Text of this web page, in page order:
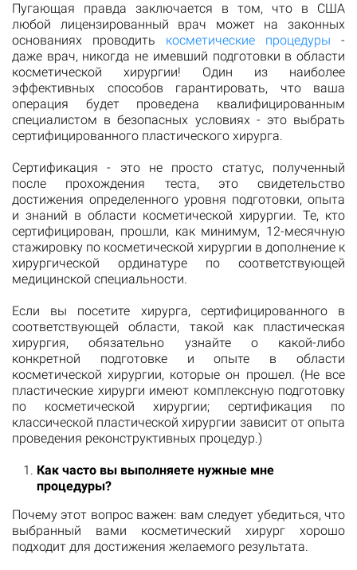
Пугающая правда заключается в том, что в США
любой лицензированный врач может на законных
основаниях проводить косметические процедуры -
даже врач, никогда не имевший подготовки в области
косметической хирургии! Один из наиболее
эффективных способов гарантировать, что ваша
операция будет проведена квалифицированным
специалистом в безопасных условиях - это выбрать
сертифицированного пластического хирурга.
Сертификация - это не просто статус, полученный
после прохождения теста, это свидетельство
достижения определенного уровня подготовки, опыта
и знаний в области косметической хирургии. Те, кто
сертифицирован, прошли, как минимум, 12-месячную
стажировку по косметической хирургии в дополнение к
хирургической ординатуре по соответствующей
медицинской специальности.
Если вы посетите хирурга, сертифицированного в
соответствующей области, такой как пластическая
хирургия, обязательно узнайте о какой-либо
конкретной подготовке и опыте в области
косметической хирургии, которые он прошел. (Не все
пластические хирурги имеют комплексную подготовку
по косметической хирургии; сертификация по
классической пластической хирургии зависит от опыта
проведения реконструктивных процедур.)
Как часто вы выполняете нужные мне
процедуры?
Почему этот вопрос важен: вам следует убедиться, что
выбранный вами косметический хирург хорошо
подходит для достижения желаемого результата.